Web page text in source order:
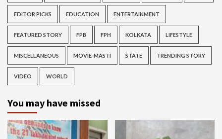
EDITOR PICKS EDUCATION ENTERTAINMENT
FEATURED STORY FPB FPH KOLKATA LIFESTYLE
MISCELLANEOUS MOVIE-MASTI STATE TRENDING STORY
VIDEO WORLD
You may have missed